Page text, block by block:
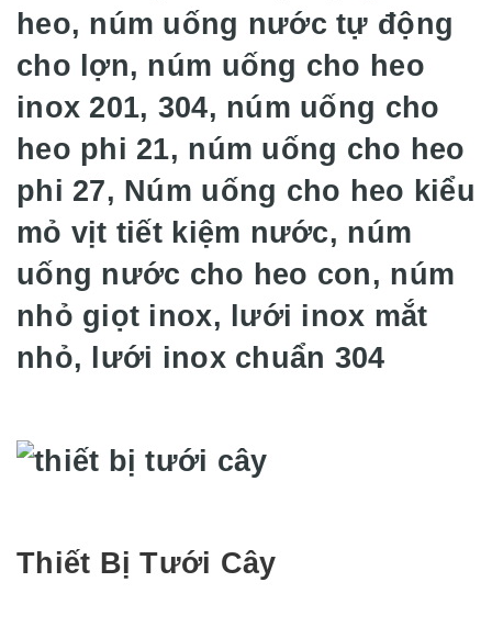
heo, núm uống nước tự động
cho lợn, núm uống cho heo
inox 201, 304, núm uống cho
heo phi 21, núm uống cho heo
phi 27, Núm uống cho heo kiểu
mỏ vịt tiết kiệm nước, núm
uống nước cho heo con, núm
nhỏ giọt inox, lưới inox mắt
nhỏ, lưới inox chuẩn 304
Thiết Bị Tưới Cây